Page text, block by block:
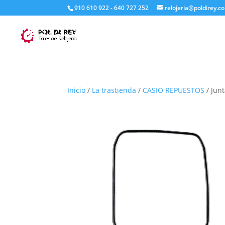
910 610 922 - 640 727 252
Inicio / La trastienda / CASIO REPUESTOS /